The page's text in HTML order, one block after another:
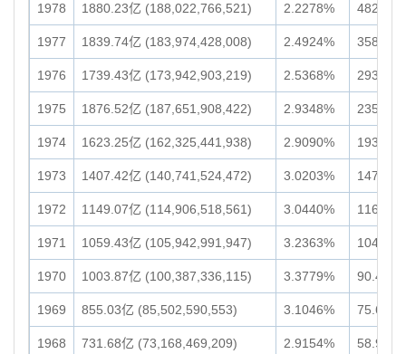
1978 1880.23亿 (188,022,766,521) 2.2278% 482.31
1977 1839.74亿 (183,974,428,008) 2.4924% 358.05
1976 1739.43亿 (173,942,903,219) 2.5368% 293.43
1975 1876.52亿 (187,651,908,422) 2.9348% 235.53
1974 1623.25亿 (162,325,441,938) 2.9090% 193.11
1973 1407.42亿 (140,741,524,472) 3.0203% 147.60
1972 1149.07亿 (114,906,518,561) 3.0440% 116.76
1971 1059.43亿 (105,942,991,947) 3.2363% 104.60
1970 1003.87亿 (100,387,336,115) 3.3779% 90.47亿
1969 855.03亿 (85,502,590,553) 3.1046% 75.62亿
1968 731.68亿 (73,168,469,209) 2.9154% 58.93